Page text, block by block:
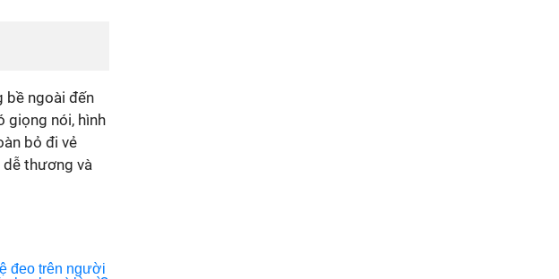
bề ngoài đến
giọng nói, hình
bỏ đi vẻ
thương và